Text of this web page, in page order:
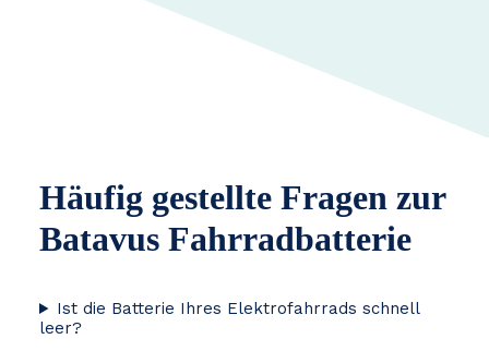
Häufig gestellte Fragen zur
Batavus Fahrradbatterie
Ist die Batterie Ihres Elektrofahrrads schnell
leer?